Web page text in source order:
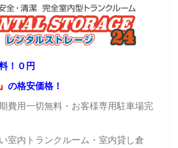
！０円
の格安価格！
費用一切無料・お客様専用駐車場完
室内トランクルーム・室内貸し倉